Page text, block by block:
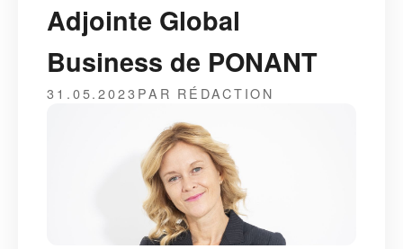
Adjointe Global
Business de PONANT
31.05.2023PAR RÉDACTION